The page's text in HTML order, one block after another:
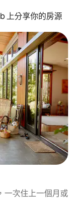
上分享你的房源
一次住上一個月或